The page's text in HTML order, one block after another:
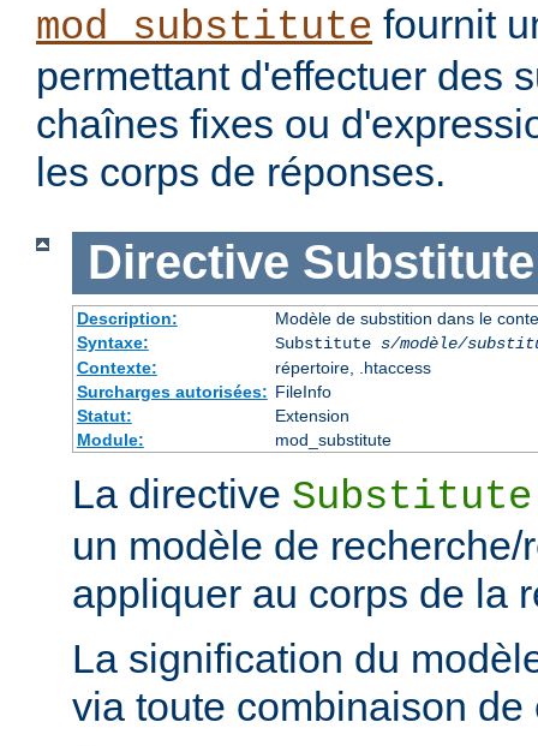
mod_substitute fournit
permettant d'effectuer des
chaînes fixes ou
les corps de réponses.
Directive Substitute
Description:
Modèle de substition dans le
Syntaxe:
Substitute s/modèle/
Contexte:
répertoire, .htaccess
Surcharges autorisées: FileInfo
Statut:
Extension
Module:
mod_substitute
La directive Substitute
un modèle de
appliquer au corps de la
La signification du
via toute combinaison de